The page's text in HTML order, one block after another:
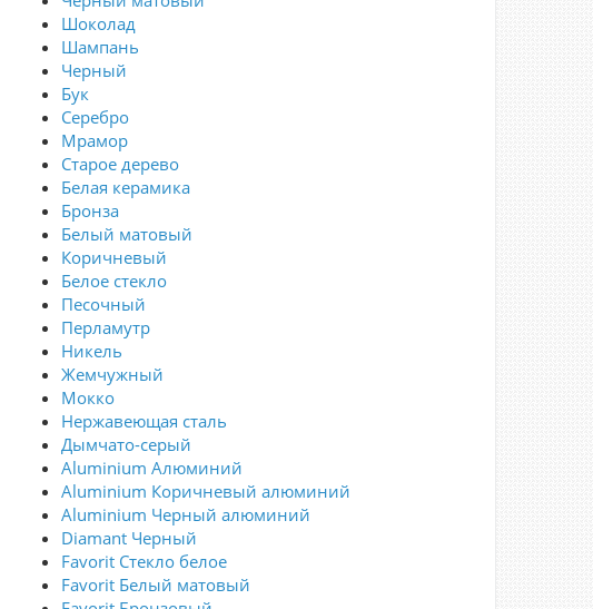
Шоколад
Шампань
Черный
Бук
Серебро
Мрамор
Старое дерево
Белая керамика
Бронза
Белый матовый
Коричневый
Белое стекло
Песочный
Перламутр
Никель
Жемчужный
Мокко
Нержавеющая сталь
Дымчато-серый
Aluminium Алюминий
Aluminium Коричневый алюминий
Aluminium Черный алюминий
Diamant Черный
Favorit Стекло белое
Favorit Белый матовый